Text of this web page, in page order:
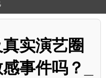
实演艺圈
事件吗？_